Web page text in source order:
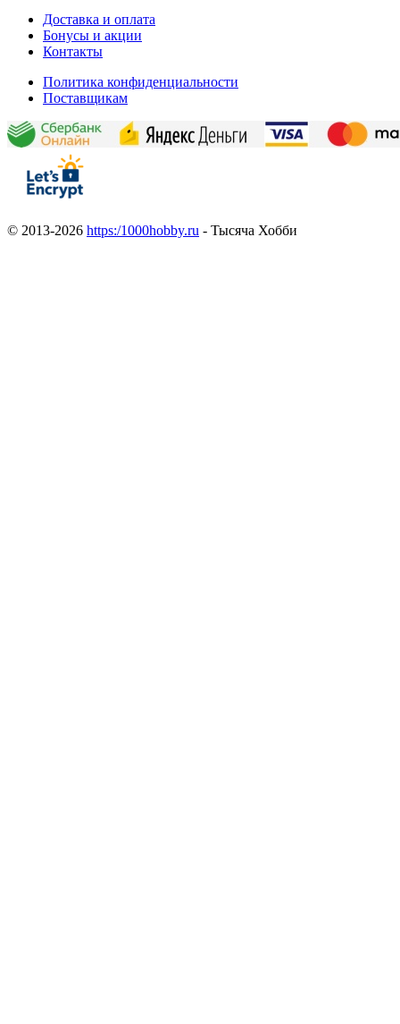
Доставка и оплата
Бонусы и акции
Контакты
Политика конфиденциальности
Поставщикам
© 2013-2026 https:/1000hobby.ru - Тысяча Хобби